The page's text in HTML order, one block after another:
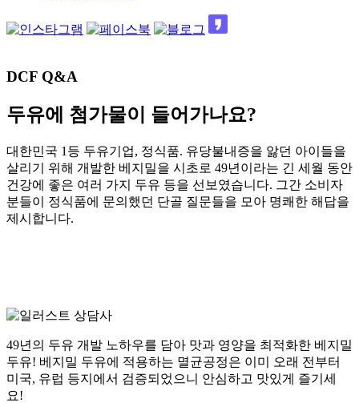
DCF Q&A
두유에 첨가물이 들어가나요?
대한민국 1등 두유기업, 정식품. 유당불내증을 앓던 아이들을
살리기 위해 개발한 베지밀을 시초로 49년이라는 긴 세월 동안
건강에 좋은 여러 가지 두유 등을 선보였습니다. 그간 소비자
분들이 정식품에 문의했던 단골 질문들을 모아 명쾌한 해답을
제시합니다.
49년의 두유 개발 노하우를 담아 맛과 영양을 최적화한 베지밀
두유! 베지밀 두유에 적용하는 멸균공정은 이미 오래 전부터
미국, 유럽 등지에서 검증되었으니 안심하고 맛있게 즐기세
요!